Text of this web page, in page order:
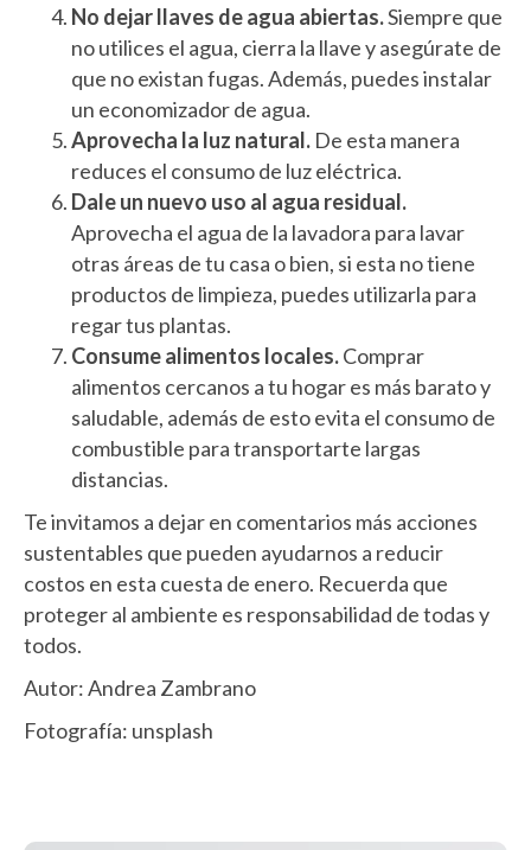
No dejar llaves de agua abiertas.Siempre que
no utilices el agua, cierra la llave y asegúrate de
que no existan fugas. Además, puedes instalar
un economizador de agua.
Aprovecha la luz natural. De esta manera
reduces el consumo de luz eléctrica.
Dale un nuevo uso al agua residual.
Aprovecha el agua de la lavadora para lavar
otras áreas de tu casa o bien, si esta no tiene
productos de limpieza, puedes utilizarla para
regar tus plantas.
Consume alimentos locales.Comprar
alimentos cercanos a tu hogar es más barato y
saludable, además de esto evita el consumo de
combustible para transportarte largas
distancias.
Te invitamos a dejar en comentarios más acciones
sustentables que pueden ayudarnos a reducir
costos en esta cuesta de enero. Recuerda que
proteger al ambiente es responsabilidad de todas y
todos.
Autor: Andrea Zambrano
Fotografía: unsplash